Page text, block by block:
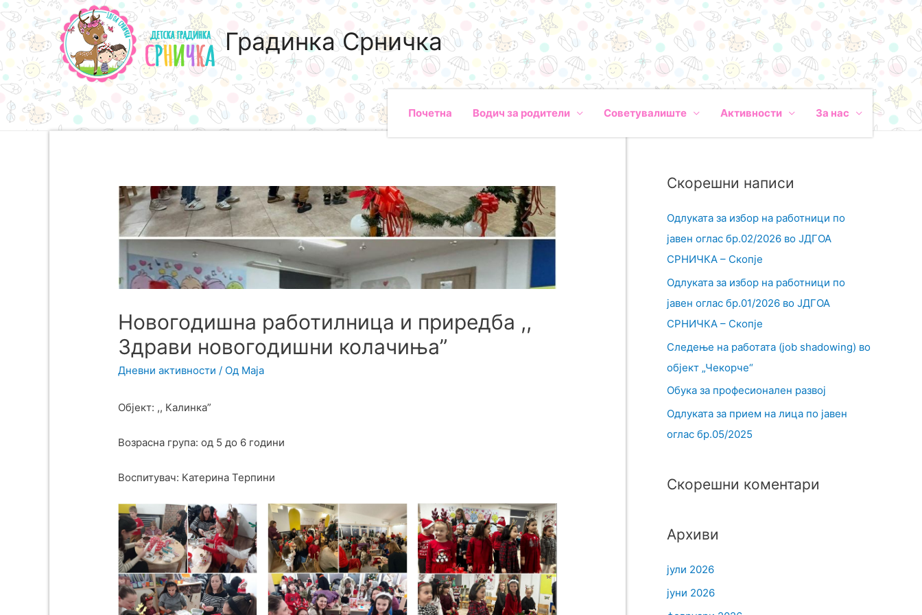
Градинка Срничка
Почетна Водич за родители Советувалиште Активности За нас
Новогодишна работилница и приредба ,,
Здрави новогодишни колачиња”
Дневни активности / Од Maja
Објект: ,, Калинка”
Возрасна група: од 5 до 6 години
Воспитувач: Катерина Терпини
Скорешни написи
Одлуката за избор на работници по
јавен оглас бр.02/2026 во ЈДГОА
СРНИЧКА – Скопје
Одлуката за избор на работници по
јавен оглас бр.01/2026 во ЈДГОА
СРНИЧКА – Скопје
Следење на работата (job shadowing) во
објект „Чекорче“
Обука за професионален развој
Одлуката за прием на лица по јавен
оглас бр.05/2025
Скорешни коментари
Архиви
јули 2026
јуни 2026